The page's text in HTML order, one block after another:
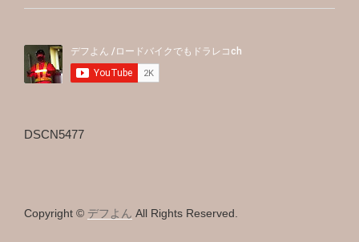
DSCN5477
Copyright © デフよん All Rights Reserved.